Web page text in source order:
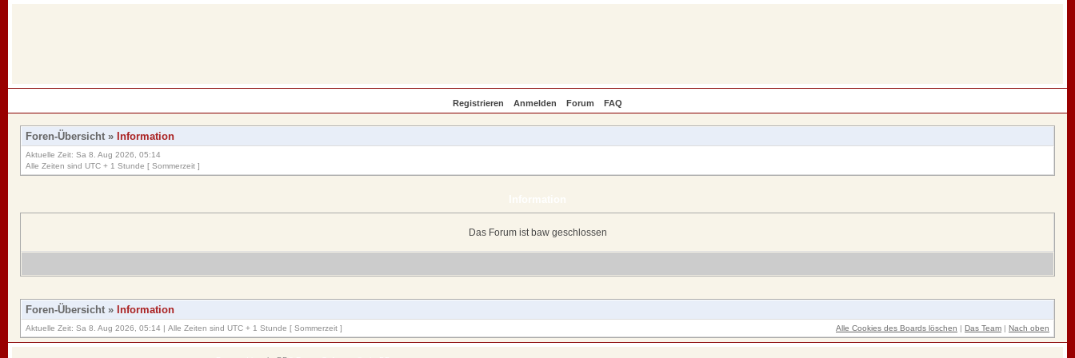
Registrieren Anmelden Forum FAQ
Foren-Übersicht » Information
Aktuelle Zeit: Sa 8. Aug 2026, 05:14
Alle Zeiten sind UTC + 1 Stunde [ Sommerzeit ]
Das Forum ist baw geschlossen
Foren-Übersicht » Information
Aktuelle Zeit: Sa 8. Aug 2026, 05:14 | Alle Zeiten sind UTC + 1 Stunde [ Sommerzeit ] Alle Cookies des Boards löschen | Das Team | Nach oben